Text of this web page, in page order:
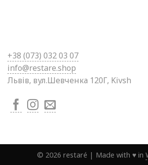
+38 (073) 032 03 07
info@restare.shop
Львів, вул.Шевченка 120Г, Kivsh
© 2026 restaré | Made with ♥ in